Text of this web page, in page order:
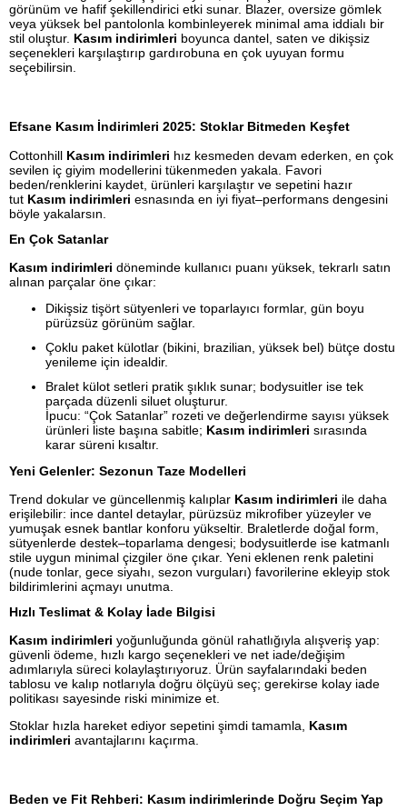
görünüm ve hafif şekillendirici etki sunar. Blazer, oversize gömlek
veya yüksek bel pantolonla kombinleyerek minimal ama iddialı bir
stil oluştur. Kasım indirimleri boyunca dantel, saten ve dikişsiz
seçenekleri karşılaştırıp gardırobuna en çok uyuyan formu
seçebilirsin.
Efsane Kasım İndirimleri 2025: Stoklar Bitmeden Keşfet
Cottonhill Kasım indirimleri hız kesmeden devam ederken, en çok
sevilen iç giyim modellerini tükenmeden yakala. Favori
beden/renklerini kaydet, ürünleri karşılaştır ve sepetini hazır
tut Kasım indirimleri esnasında en iyi fiyat–performans dengesini
böyle yakalarsın.
En Çok Satanlar
Kasım indirimleri döneminde kullanıcı puanı yüksek, tekrarlı satın
alınan parçalar öne çıkar:
Dikişsiz tişört sütyenleri ve toparlayıcı formlar, gün boyu
pürüzsüz görünüm sağlar.
Çoklu paket külotlar (bikini, brazilian, yüksek bel) bütçe dostu
yenileme için idealdir.
Bralet külot setleri pratik şıklık sunar; bodysuitler ise tek
parçada düzenli siluet oluşturur.
İpucu: “Çok Satanlar” rozeti ve değerlendirme sayısı yüksek
ürünleri liste başına sabitle; Kasım indirimleri sırasında
karar süreni kısaltır.
Yeni Gelenler: Sezonun Taze Modelleri
Trend dokular ve güncellenmiş kalıplar Kasım indirimleri ile daha
erişilebilir: ince dantel detaylar, pürüzsüz mikrofiber yüzeyler ve
yumuşak esnek bantlar konforu yükseltir. Braletlerde doğal form,
sütyenlerde destek–toparlama dengesi; bodysuitlerde ise katmanlı
stile uygun minimal çizgiler öne çıkar. Yeni eklenen renk paletini
(nude tonlar, gece siyahı, sezon vurguları) favorilerine ekleyip stok
bildirimlerini açmayı unutma.
Hızlı Teslimat & Kolay İade Bilgisi
Kasım indirimleri yoğunluğunda gönül rahatlığıyla alışveriş yap:
güvenli ödeme, hızlı kargo seçenekleri ve net iade/değişim
adımlarıyla süreci kolaylaştırıyoruz. Ürün sayfalarındaki beden
tablosu ve kalıp notlarıyla doğru ölçüyü seç; gerekirse kolay iade
politikası sayesinde riski minimize et.
Stoklar hızla hareket ediyor sepetini şimdi tamamla, Kasım
indirimleri avantajlarını kaçırma.
Beden ve Fit Rehberi: Kasım indirimlerinde Doğru Seçim Yap